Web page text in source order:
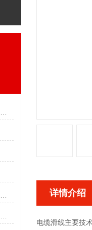
详情介绍
电缆滑线主要技